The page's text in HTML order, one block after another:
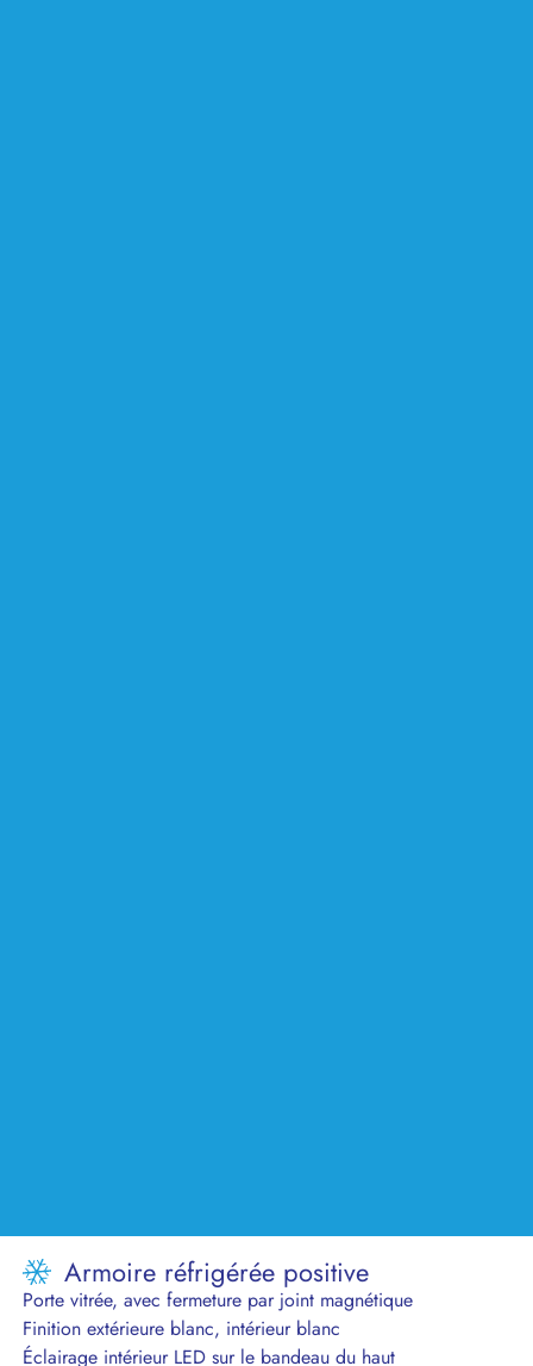
Armoire réfrigérée positive
Porte vitrée, avec fermeture par joint magnétique
Finition extérieure blanc, intérieur blanc
Éclairage intérieur LED sur le bandeau du haut